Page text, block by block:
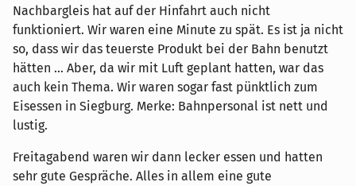
Nachbargleis hat auf der Hinfahrt auch nicht
funktioniert. Wir waren eine Minute zu spät. Es ist ja nicht
so, dass wir das teuerste Produkt bei der Bahn benutzt
hätten … Aber, da wir mit Luft geplant hatten, war das
auch kein Thema. Wir waren sogar fast pünktlich zum
Eisessen in Siegburg. Merke: Bahnpersonal ist nett und
lustig.
Freitagabend waren wir dann lecker essen und hatten
sehr gute Gespräche. Alles in allem eine gute